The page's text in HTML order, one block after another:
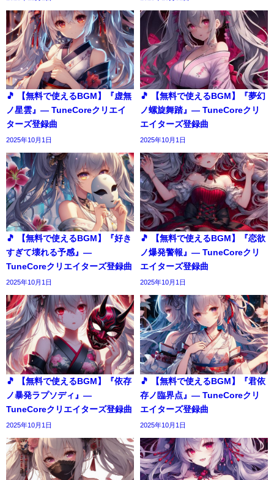
🎵 【無料で使えるBGM】『虚無
ノ星雲』― TuneCoreクリエイ
ターズ登録曲
2025年10月1日
🎵 【無料で使えるBGM】『夢幻
ノ螺旋舞踏』― TuneCoreクリ
エイターズ登録曲
2025年10月1日
🎵 【無料で使えるBGM】『好き
すぎて壊れる予感』―
TuneCoreクリエイターズ登録曲
2025年10月1日
🎵 【無料で使えるBGM】『恋欲
ノ爆発警報』― TuneCoreクリ
エイターズ登録曲
2025年10月1日
🎵 【無料で使えるBGM】『依存
ノ暴発ラプソディ』―
TuneCoreクリエイターズ登録曲
2025年10月1日
🎵 【無料で使えるBGM】『君依
存ノ臨界点』― TuneCoreクリ
エイターズ登録曲
2025年10月1日